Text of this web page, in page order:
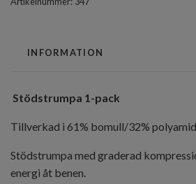
INFORMATION
Stödstrumpa 1-pack
Tillverkad i 61% bomull/32%
Stödstrumpa med graderad
energi åt benen.